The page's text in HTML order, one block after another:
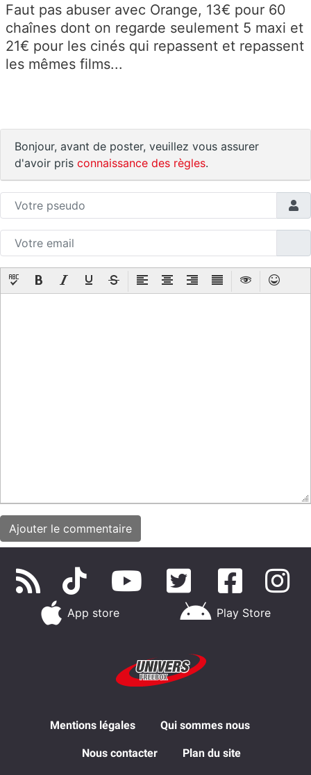
Faut pas abuser avec Orange, 13€ pour 60
chaînes dont on regarde seulement 5 maxi et
21€ pour les cinés qui repassent et repassent
les mêmes films...
Bonjour, avant de poster, veuillez vous assurer
d'avoir pris connaissance des règles.
App store Play Store
Mentions légales Qui sommes nous
Nous contacter Plan du site